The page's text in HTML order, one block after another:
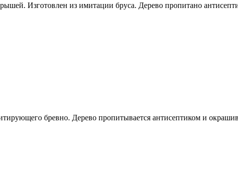
Изготовлен из имитации бруса. Дерево пропитано
бревно. Дерево пропитывается антисептиком и